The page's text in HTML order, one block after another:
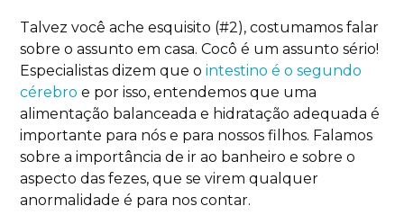
Talvez você ache esquisito (#2), costumamos falar
sobre o assunto em casa. Cocô é um assunto sério!
Especialistas dizem que o intestino é o segundo
cérebro e por isso, entendemos que uma
alimentação balanceada e hidratação adequada é
importante para nós e para nossos filhos. Falamos
sobre a importância de ir ao banheiro e sobre o
aspecto das fezes, que se virem qualquer
anormalidade é para nos contar.